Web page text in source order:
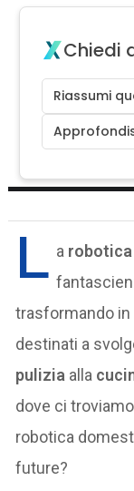
Chiedi
Riassumi
L a
trasformando in
destinati a
pulizia alla
dove ci
robotica
future?